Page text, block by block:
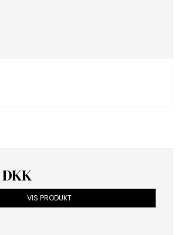
VIS PRODUKT